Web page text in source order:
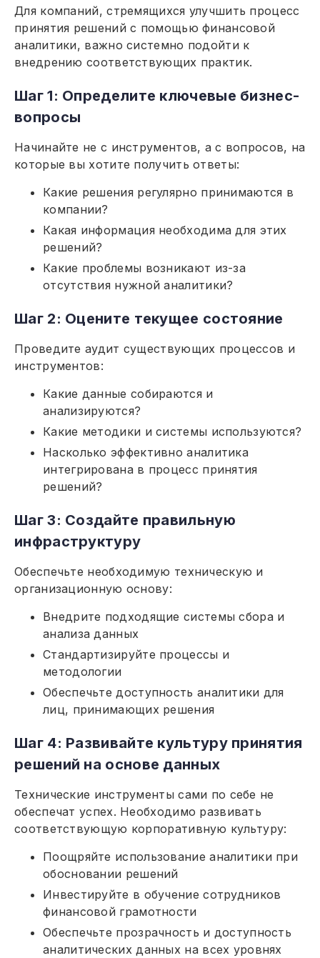
Для компаний, стремящихся улучшить процесс
принятия решений с помощью финансовой
аналитики, важно системно подойти к
внедрению соответствующих практик.
Шаг 1: Определите ключевые бизнес-
вопросы
Начинайте не с инструментов, а с вопросов, на
которые вы хотите получить ответы:
Какие решения регулярно принимаются в
компании?
Какая информация необходима для этих
решений?
Какие проблемы возникают из-за
отсутствия нужной аналитики?
Шаг 2: Оцените текущее состояние
Проведите аудит существующих процессов и
инструментов:
Какие данные собираются и
анализируются?
Какие методики и системы используются?
Насколько эффективно аналитика
интегрирована в процесс принятия
решений?
Шаг 3: Создайте правильную
инфраструктуру
Обеспечьте необходимую техническую и
организационную основу:
Внедрите подходящие системы сбора и
анализа данных
Стандартизируйте процессы и
методологии
Обеспечьте доступность аналитики для
лиц, принимающих решения
Шаг 4: Развивайте культуру принятия
решений на основе данных
Технические инструменты сами по себе не
обеспечат успех. Необходимо развивать
соответствующую корпоративную культуру:
Поощряйте использование аналитики при
обосновании решений
Инвестируйте в обучение сотрудников
финансовой грамотности
Обеспечьте прозрачность и доступность
аналитических данных на всех уровнях